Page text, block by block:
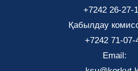
+7242 26-27-
Қабылдау
+7242 71-07-
Email: